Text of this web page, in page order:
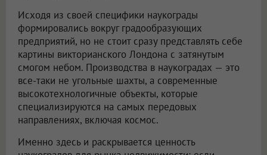
Исходя из своей специфики наукограды
формировались вокруг градообразующих
предприятий, но не стоит сразу представлять себе
картины викторианского Лондона с затянутым
смогом небом. Производства в наукоградах — это
все-таки не угольные шахты, а современные
высокотехнологичные объекты, которые
специализируются на самых передовых
направлениях, включая космос.
Именно здесь и раскрывается ценность